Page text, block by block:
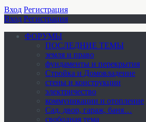
Вход Регистрация
Вход Регистрация
ФОРУМЫ
ПОСЛЕДНИЕ ТЕМЫ
земля и право
фундаменты и перекрытия
Стройка и Домовладение
стены и конструкции
электричество
коммуникации и отопление
Cад, двор, гараж, баня…
свободная тема